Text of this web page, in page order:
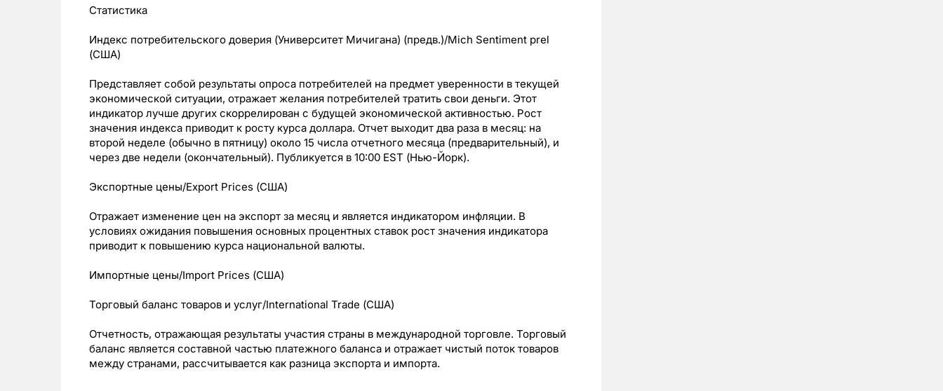
Статистика
Индекс потребительского доверия (Университет Мичигана) (предв.)/Mich Sentiment prel
(США)
Представляет собой результаты опроса потребителей на предмет уверенности в текущей
экономической ситуации, отражает желания потребителей тратить свои деньги. Этот
индикатор лучше других скоррелирован с будущей экономической активностью. Рост
значения индекса приводит к росту курса доллара. Отчет выходит два раза в месяц: на
второй неделе (обычно в пятницу) около 15 числа отчетного месяца (предварительный), и
через две недели (окончательный). Публикуется в 10:00 EST (Нью-Йорк).
Экспортные цены/Export Prices (США)
Отражает изменение цен на экспорт за месяц и является индикатором инфляции. В
условиях ожидания повышения основных процентных ставок рост значения индикатора
приводит к повышению курса национальной валюты.
Импортные цены/Import Prices (США)
Торговый баланс товаров и услуг/International Trade (США)
Отчетность, отражающая результаты участия страны в международной торговле. Торговый
баланс является составной частью платежного баланса и отражает чистый поток товаров
между странами, рассчитывается как разница экспорта и импорта.